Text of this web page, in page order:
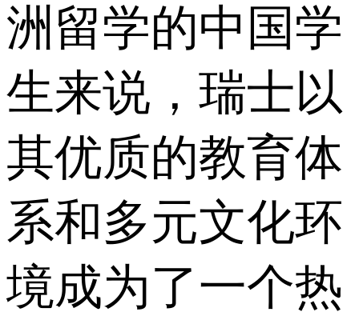
洲留学的中国学
生来说，瑞士以
其优质的教育体
系和多元文化环
境成为了一个热